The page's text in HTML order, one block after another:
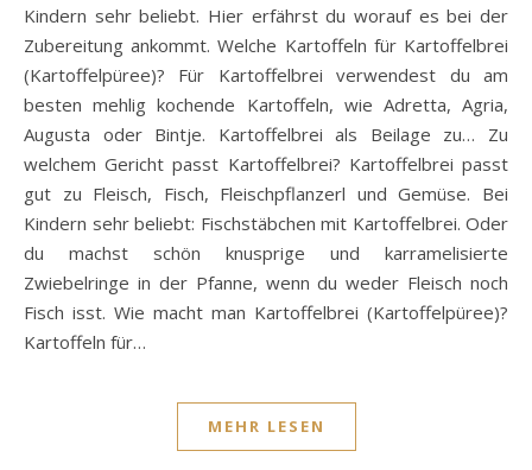
Kindern sehr beliebt. Hier erfährst du worauf es bei der
Zubereitung ankommt. Welche Kartoffeln für Kartoffelbrei
(Kartoffelpüree)? Für Kartoffelbrei verwendest du am
besten mehlig kochende Kartoffeln, wie Adretta, Agria,
Augusta oder Bintje. Kartoffelbrei als Beilage zu… Zu
welchem Gericht passt Kartoffelbrei? Kartoffelbrei passt
gut zu Fleisch, Fisch, Fleischpflanzerl und Gemüse. Bei
Kindern sehr beliebt: Fischstäbchen mit Kartoffelbrei. Oder
du machst schön knusprige und karramelisierte
Zwiebelringe in der Pfanne, wenn du weder Fleisch noch
Fisch isst. Wie macht man Kartoffelbrei (Kartoffelpüree)?
Kartoffeln für…
MEHR LESEN